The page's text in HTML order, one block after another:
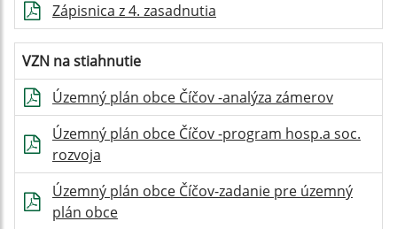
Zápisnica z 4. zasadnutia
VZN na stiahnutie
Územný plán obce Číčov -analýza zámerov
Územný plán obce Číčov -program hosp.a soc.
rozvoja
Územný plán obce Číčov-zadanie pre územný
plán obce